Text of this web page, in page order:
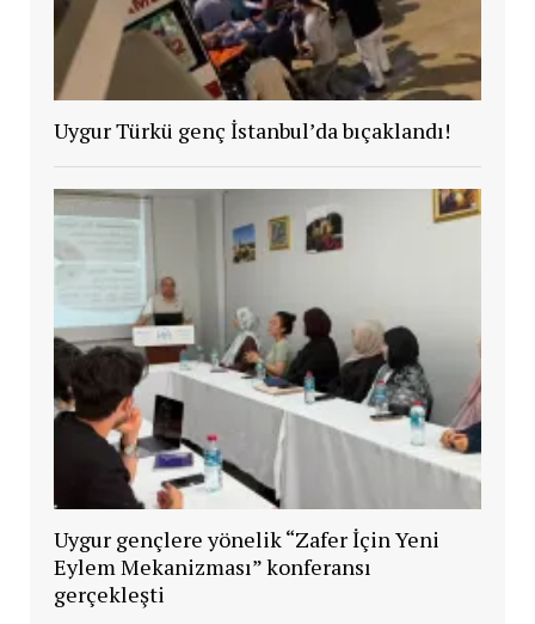
Uygur Türkü genç İstanbul’da bıçaklandı!
Uygur gençlere yönelik “Zafer İçin Yeni
Eylem Mekanizması” konferansı
gerçekleşti